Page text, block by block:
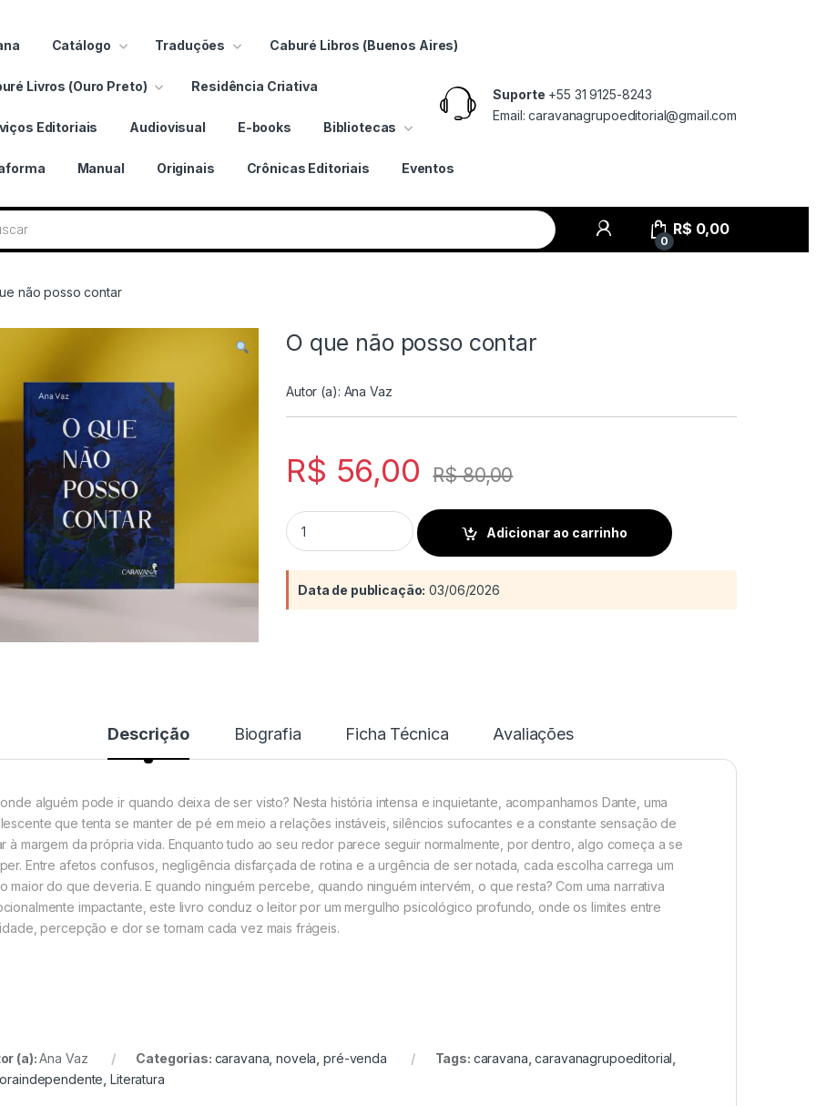
Catálogo Traduções Caburé Libros (Buenos Aires)
Livros (Ouro Preto) Residência Criativa
Editoriais Audiovisual E-books Bibliotecas
Manual Originais Crônicas Editoriais Eventos
Suporte +55 31 9125-8243
Email: caravanagrupoeditorial@gmail.com
0
R$ 0,00
não posso contar
O que não posso contar
Autor (a): Ana Vaz
R$ 56,00 R$80,00
O que não posso contar quantity
Adicionar ao carrinho
Data de publicação: 03/06/2026
Descrição Biografia Ficha Técnica Avaliações
alguém pode ir quando deixa de ser visto? Nesta história intensa e inquietante, acompanhamos Dante, uma
que tenta se manter de pé em meio a relações instáveis, silêncios sufocantes e a constante sensação de
à margem da própria vida. Enquanto tudo ao seu redor parece seguir normalmente, por dentro, algo começa a se
Entre afetos confusos, negligência disfarçada de rotina e a urgência de ser notada, cada escolha carrega um
maior do que deveria. E quando ninguém percebe, quando ninguém intervém, o que resta? Com uma narrativa
impactante, este livro conduz o leitor por um mergulho psicológico profundo, onde os limites entre
percepção e dor se tornam cada vez mais frágeis.
(a):Ana Vaz Categorias: caravana ,novela ,pré-venda Tags: caravana ,caravanagrupoeditorial
,Literatura